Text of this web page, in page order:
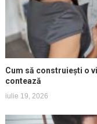
Cum să construiești o
contează
iulie 19, 2026